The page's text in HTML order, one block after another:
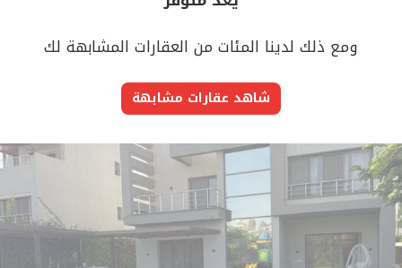
ومع ذلك لدينا المئات من العقارات المشابهة لك
شاهد عقارات مشابهة